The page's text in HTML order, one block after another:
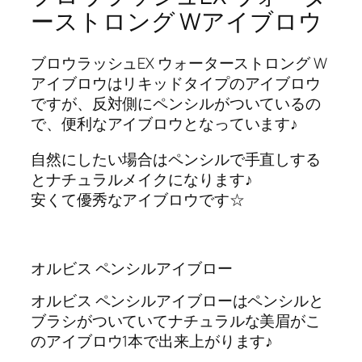
ーストロング Wアイブロウ
ブロウラッシュEX ウォーターストロング W
アイブロウはリキッドタイプのアイブロウ
ですが、反対側にペンシルがついているの
で、便利なアイブロウとなっています♪
自然にしたい場合はペンシルで手直しする
とナチュラルメイクになります♪
安くて優秀なアイブロウです☆
オルビス ペンシルアイブロー
オルビス ペンシルアイブローはペンシルと
ブラシがついていてナチュラルな美眉がこ
のアイブロウ1本で出来上がります♪